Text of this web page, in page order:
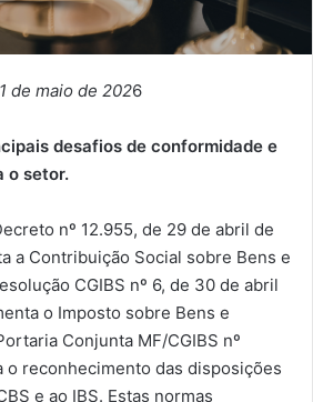
de maio de 2026
desafios de conformidade e
o setor.
nº 12.955, de 29 de abril de
a Contribuição Social sobre Bens e
CGIBS nº 6, de 30 de abril
o Imposto sobre Bens e
Conjunta MF/CGIBS nº
o reconhecimento das disposições
e ao IBS. Estas normas